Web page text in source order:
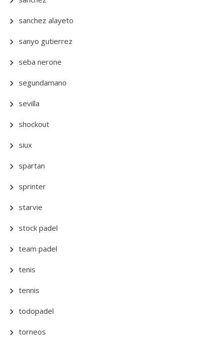
sanchez alayeto
sanyo gutierrez
seba nerone
segundamano
sevilla
shockout
siux
spartan
sprinter
starvie
stock padel
team padel
tenis
tennis
todopadel
torneos